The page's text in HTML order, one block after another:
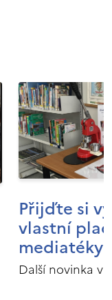
Přijďte si
vlastní
mediatéky
Další novinka v